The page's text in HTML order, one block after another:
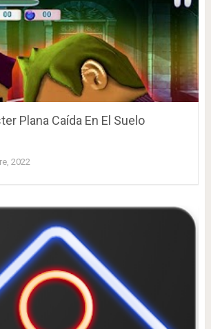
Plana Caída En El Suelo
2022